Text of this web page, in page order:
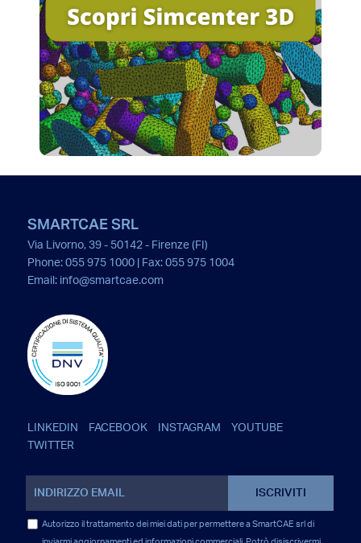
SMARTCAE SRL
Via Livorno, 39 - 50142 - Firenze (FI)
Phone: 055 975 1000 | Fax: 055 975 1004
Email: info@smartcae.com
LINKEDIN FACEBOOK INSTAGRAM
YOUTUBE
TWITTER
Autorizzo il trattamento dei miei dati per permettere a SmartCAE srl di